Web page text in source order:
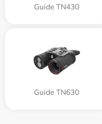
Guide TN430
Guide TN630